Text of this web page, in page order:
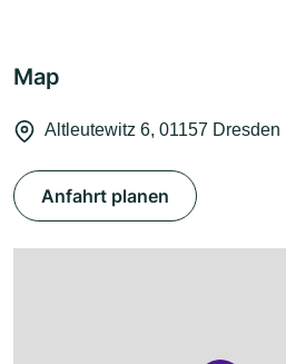
Map
Altleutewitz 6, 01157 Dresden
Anfahrt planen